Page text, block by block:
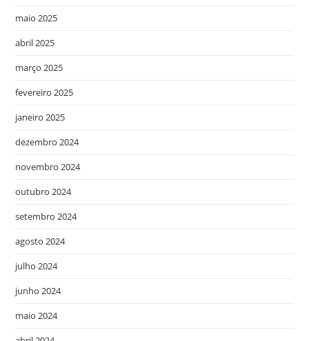
maio 2025
abril 2025
março 2025
fevereiro 2025
janeiro 2025
dezembro 2024
novembro 2024
outubro 2024
setembro 2024
agosto 2024
julho 2024
junho 2024
maio 2024